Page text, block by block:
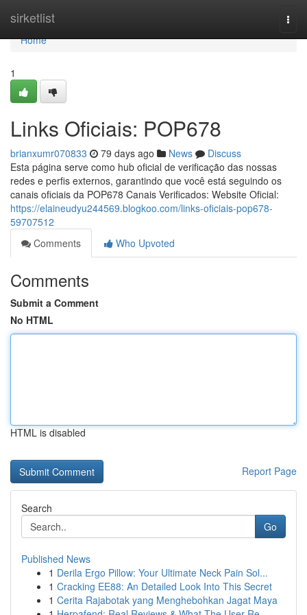
sirketlist
Home
Home
1
Links Oficiais: POP678
brianxumr070833 79 days ago News
Discuss
Esta página serve como hub oficial de verificação das nossas
redes e perfis externos, garantindo que você está seguindo os
canais oficiais da POP678 Canais Verificados: Website Oficial:
https://elaineudyu244569.blogkoo.com/links-oficiais-pop678-
59707512
Comments
Who Upvoted
Comments
Submit a Comment
No HTML
HTML is disabled
Report Page
Search
Go
Published News
1 Derila Ergo Pillow: Your Ultimate Neck Pain Sol...
1 Cracking EE88: An Detailed Look Into This Secret
1 Cerita Rajabotak yang Menghebohkan Jagat Maya